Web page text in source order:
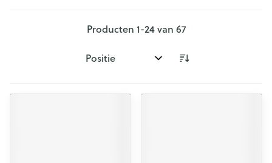
Producten 1-24van 67
Sorteer op: